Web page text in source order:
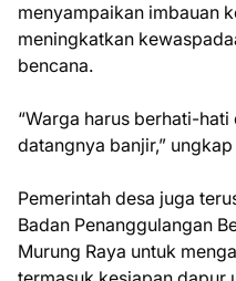
menyampaikan imbauan
meningkatkan
bencana.
“Warga harus berhati-
datangnya banjir,”
Pemerintah desa juga
Badan Penanggulangan
Murung Raya untuk